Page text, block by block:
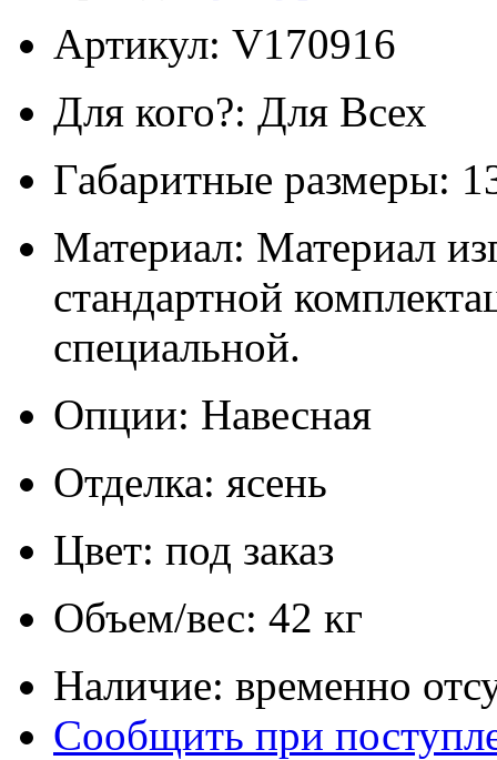
Артикул: V170916
Для кого?: Для Всех
Габаритные размеры:
Материал: Материал
стандартной
специальной.
Опции: Навесная
Отделка: ясень
Цвет: под заказ
Объем/вес: 42 кг
Наличие: временно
Сообщить при